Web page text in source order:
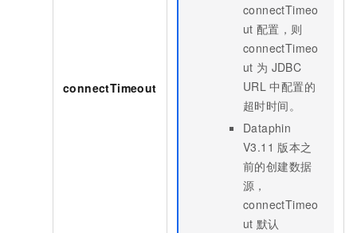
connectTimeout
connectTimeo
ut 配置，则
connectTimeo
ut 为 JDBC
URL 中配置的
超时时间。
Dataphin
V3.11 版本之
前的创建数据
源，
connectTimeo
ut 默认